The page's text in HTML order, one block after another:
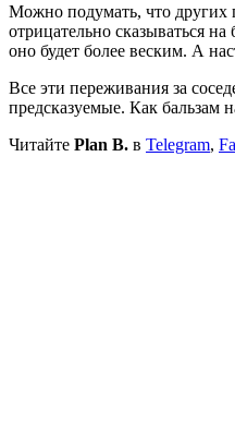
Можно подумать, что других
отрицательно сказываться
оно будет более веским. А
Все эти переживания за
предсказуемые. Как бальзам
Читайте Plan B. в Telegram,